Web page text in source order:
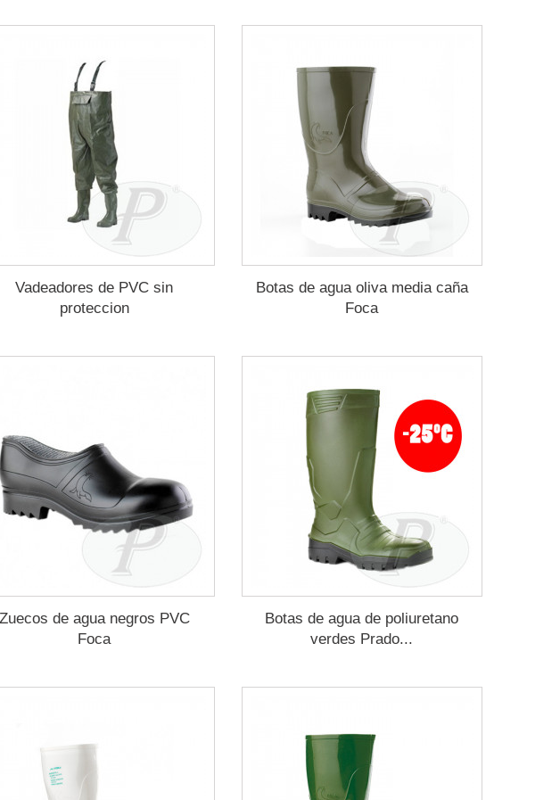
Vadeadores de PVC sin
proteccion
Botas de agua oliva media caña
Foca
Zuecos de agua negros PVC
Foca
Botas de agua de poliuretano
verdes Prado...